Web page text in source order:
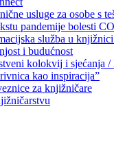
usluge za osobe s
pandemije bolesti
služba u
i budućnost
kolokvij i sjećanja /
kao inspiracija”
za knjižničare